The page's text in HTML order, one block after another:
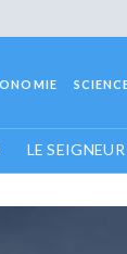
LE